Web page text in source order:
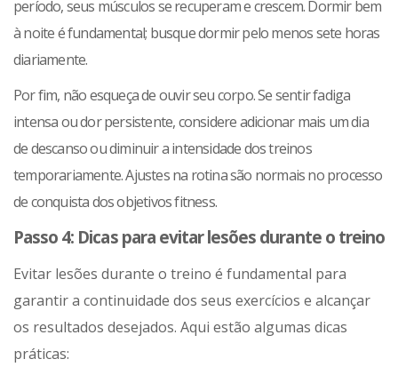
período, seus músculos se recuperam e crescem. Dormir bem
à noite é fundamental; busque dormir pelo menos sete horas
diariamente.
Por fim, não esqueça de ouvir seu corpo. Se sentir fadiga
intensa ou dor persistente, considere adicionar mais um dia
de descanso ou diminuir a intensidade dos treinos
temporariamente. Ajustes na rotina são normais no processo
de conquista dos objetivos fitness.
Passo 4: Dicas para evitar lesões durante o treino
Evitar lesões durante o treino é fundamental para
garantir a continuidade dos seus exercícios e alcançar
os resultados desejados. Aqui estão algumas dicas
práticas: